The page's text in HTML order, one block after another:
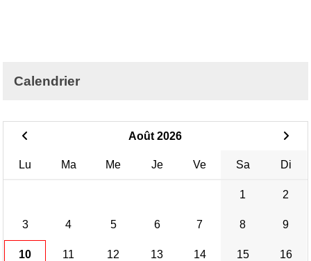
Calendrier
Août 2026
Lu Ma Me Je Ve Sa Di
1 2
3 4 5 6 7 8 9
10 11 12 13 14 15 16